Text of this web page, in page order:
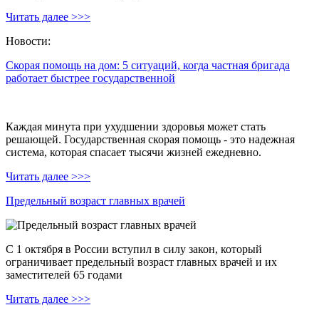
Читать далее >>>
Новости:
Скорая помощь на дом: 5 ситуаций, когда частная бригада
работает быстрее государственной
Каждая минута при ухудшении здоровья может стать
решающей. Государственная скорая помощь - это надежная
система, которая спасает тысячи жизней ежедневно.
Читать далее >>>
Предельный возраст главных врачей
С 1 октября в России вступил в силу закон, который
ограничивает предельный возраст главных врачей и их
заместителей 65 годами
Читать далее >>>